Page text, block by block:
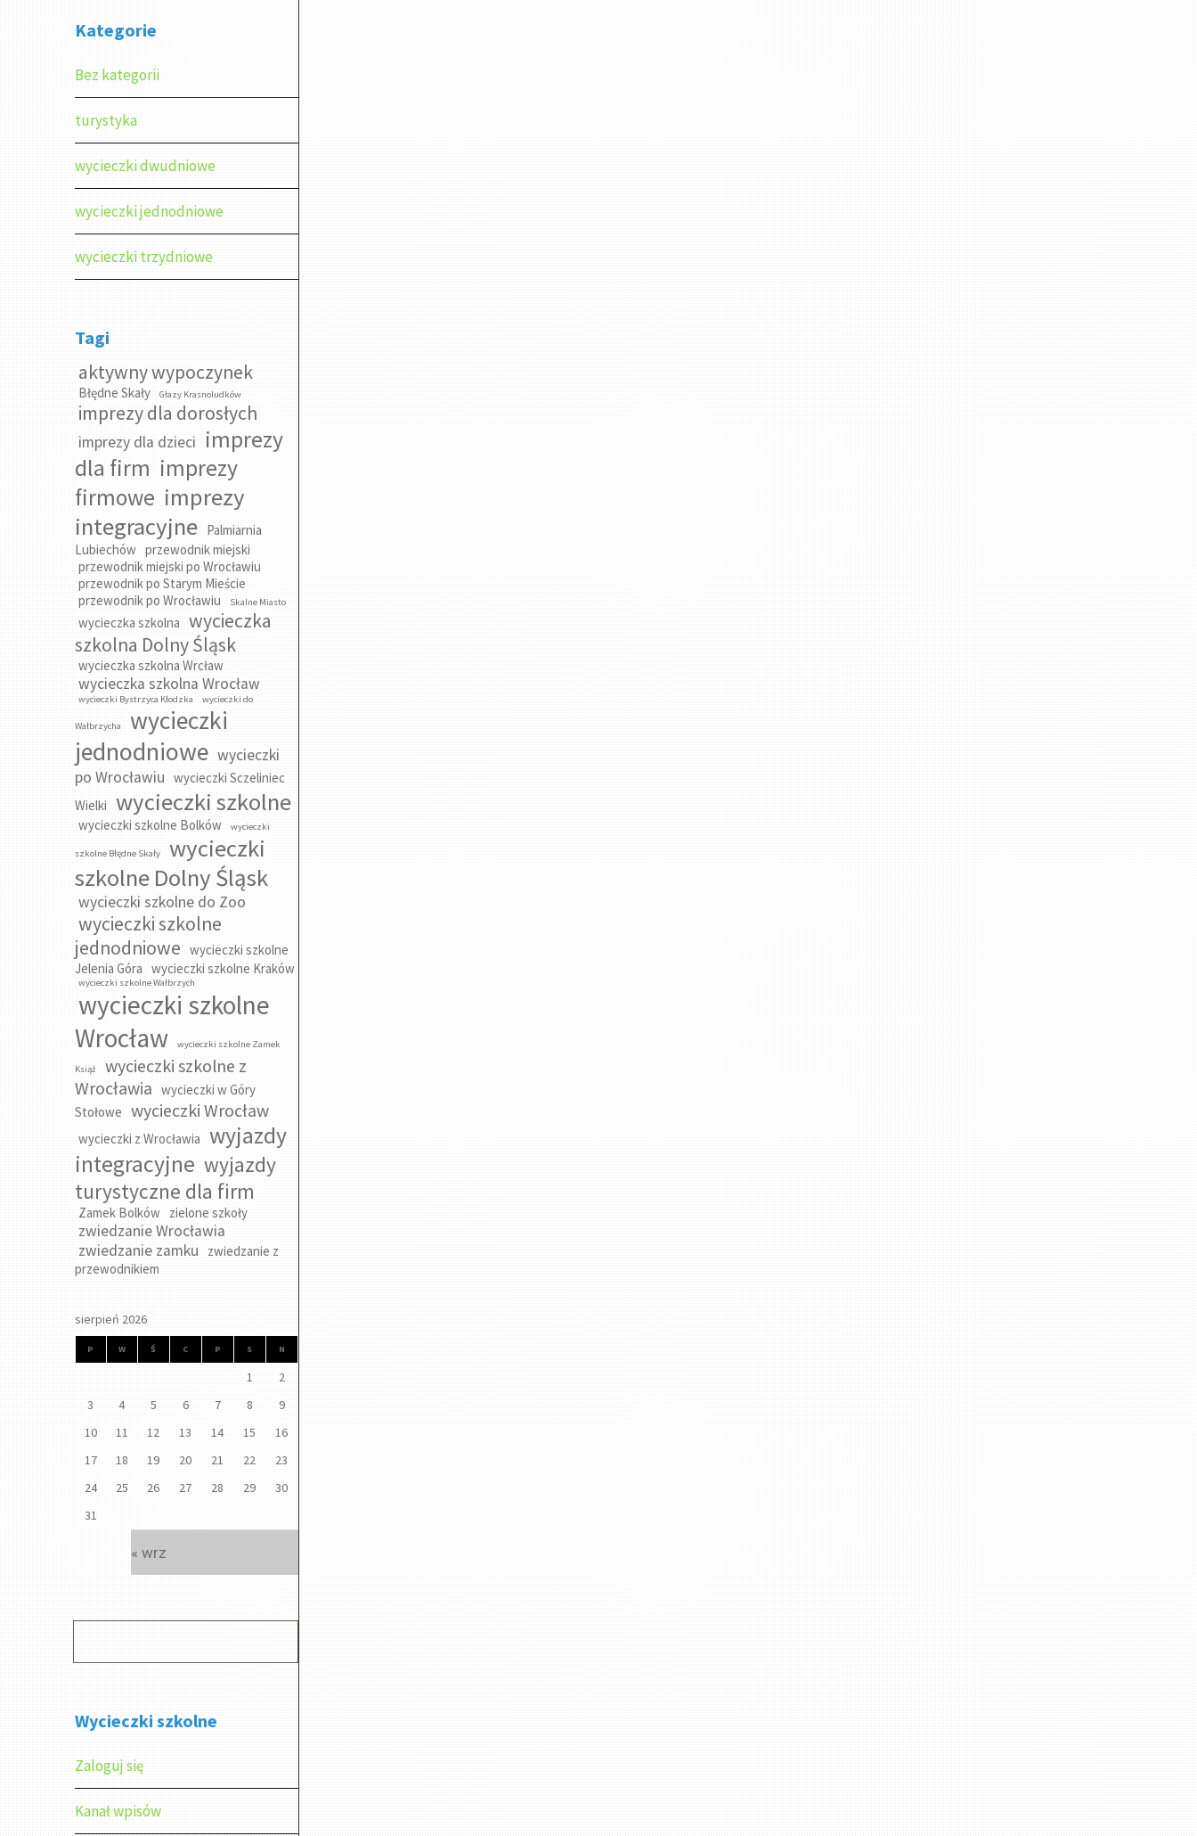
Kategorie
Bez kategorii
turystyka
wycieczki dwudniowe
wycieczki jednodniowe
wycieczki trzydniowe
Tagi
aktywny wypoczynek
Błędne Skały Głazy Krasnoludków
imprezy dla dorosłych
imprezy dla dzieci imprezy
dla firm imprezy
firmowe imprezy
integracyjne Palmiarnia
Lubiechów przewodnik miejski
przewodnik miejski po Wrocławiu
przewodnik po Starym Mieście
przewodnik po Wrocławiu
Skalne Miasto
wycieczka szkolna wycieczka
szkolna Dolny Śląsk
wycieczka szkolna Wrcław
wycieczka szkolna Wrocław
wycieczki Bystrzyca Kłodzka wycieczki do
Wałbrzycha
wycieczki
jednodniowe wycieczki
po Wrocławiu wycieczki Sczeliniec
Wielki wycieczki szkolne
wycieczki szkolne Bolków wycieczki
szkolne Błędne Skały
wycieczki
szkolne Dolny Śląsk
wycieczki szkolne do Zoo
wycieczki szkolne
jednodniowe wycieczki szkolne
Jelenia Góra wycieczki szkolne Kraków
wycieczki szkolne Wałbrzych
wycieczki szkolne
Wrocław
wycieczki szkolne Zamek
Książ
wycieczki szkolne z
Wrocławia wycieczki w Góry
Stołowe wycieczki Wrocław
wycieczki z Wrocławia wyjazdy
integracyjne wyjazdy
turystyczne dla firm
Zamek Bolków zielone szkoły
zwiedzanie Wrocławia
zwiedzanie zamku
zwiedzanie z
przewodnikiem
sierpień 2026
P W Ś C P S N
1
2
3
4 5 6 7 8
9
10
11 12 13 14 15
16
17
18 19 20 21 22
23
24
25 26 27 28 29
30
31
« wrz
Wycieczki szkolne
Zaloguj się
Kanał wpisów